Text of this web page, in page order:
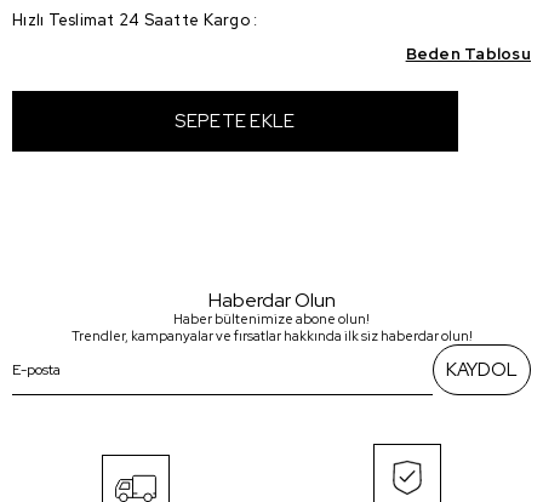
Hızlı Teslimat 24 Saatte Kargo :
Beden Tablosu
Haberdar Olun
Haber bültenimize abone olun!
Trendler, kampanyalar ve fırsatlar hakkında ilk siz haberdar olun!
KAYDOL